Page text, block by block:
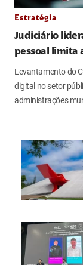
Estratégia
Judiciário
pessoal limita
Levantamento do
digital no setor
administrações